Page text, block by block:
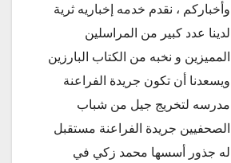
وأخباركم ، نقدم خدمه إخباريه ثرية
لدينا عدد كبير من المراسلين
المميزين و نخبه من الكتاب البارزين
ويسعدنا أن تكون جريدة الفراعنة
مدرسه لتخريج جيل من شباب
الصحفيين جريدة الفراعنة مستقبل
له جذور أسسها محمد زكي في